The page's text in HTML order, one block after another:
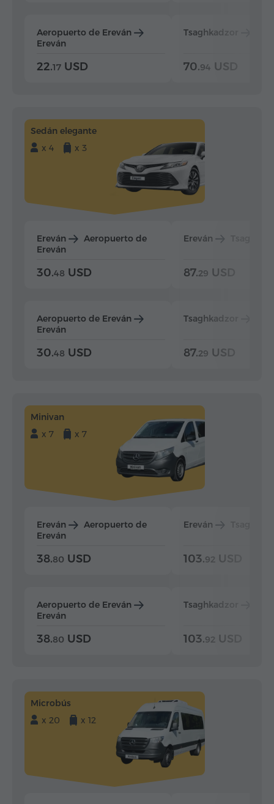
Aeropuerto de Ereván
Ereván
22.17 USD
Tsaghkadzor
70.94 USD
Sedán elegante
x 4
x 3
Ereván
Aeropuerto de
Ereván
30.48 USD
Aeropuerto de Ereván
Ereván
30.48 USD
Ereván
87.29 USD
Tsaghkadzor
87.29 USD
Minivan
x 7
x 7
Ereván
Aeropuerto de
Ereván
38.80 USD
Aeropuerto de Ereván
Ereván
38.80 USD
Ereván
103.92 USD
Tsaghkadzor
103.92 USD
Microbús
x 20
x 12